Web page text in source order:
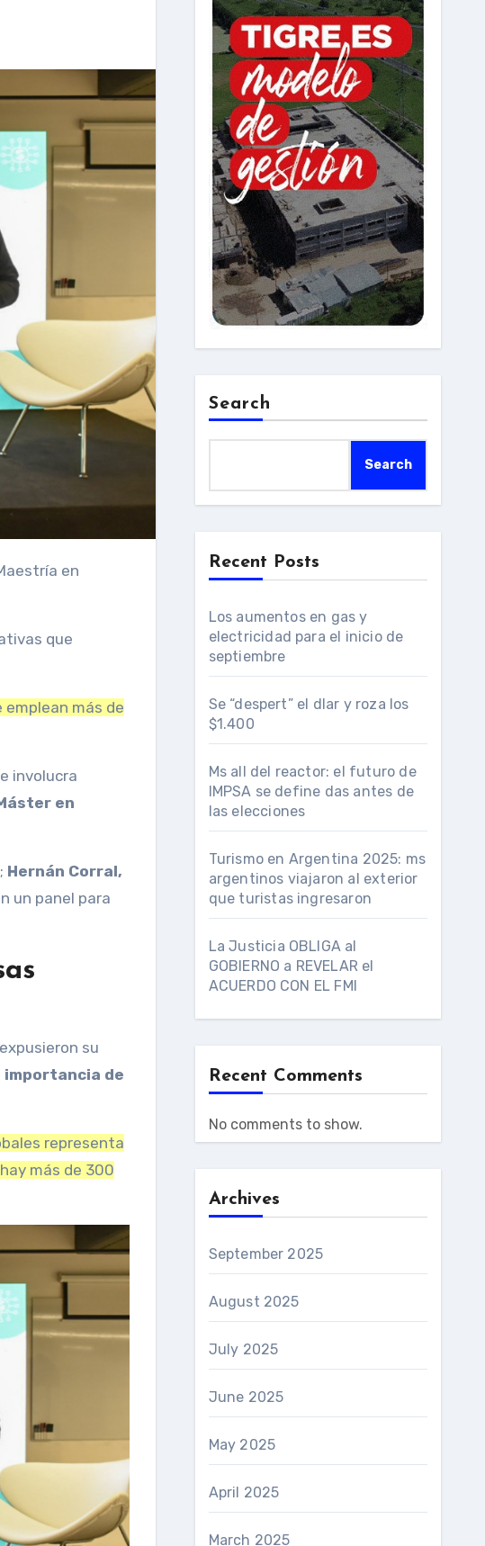
que
emplean más de
involucra
en
; Hernán Corral,
un panel para
su
importancia de
representa
más de 300
Search
Search
Recent Posts
Los aumentos en gas y
electricidad para el inicio de
septiembre
Se “despert” el dlar y roza los
$1.400
Ms all del reactor: el futuro de
IMPSA se define das antes de
las elecciones
Turismo en Argentina 2025: ms
argentinos viajaron al exterior
que turistas ingresaron
La Justicia OBLIGA al
GOBIERNO a REVELAR el
ACUERDO CON EL FMI
Recent Comments
No comments to show.
Archives
September 2025
August 2025
July 2025
June 2025
May 2025
April 2025
March 2025